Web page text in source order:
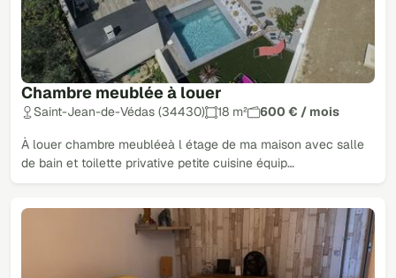
Chambre meublée à louer
Saint-Jean-de-Védas (34430) 18 m² 600 € / mois
À louer chambre meubléeà l étage de ma maison avec salle
de bain et toilette privative petite cuisine équip…